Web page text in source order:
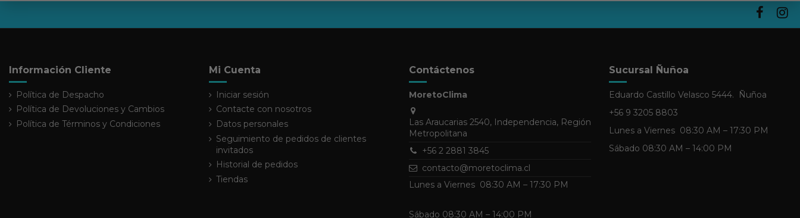
Información Cliente
Política de Despacho
Política de Devoluciones y Cambios
Política de Términos y Condiciones
Mi Cuenta
Iniciar sesión
Contacte con nosotros
Datos personales
Seguimiento de pedidos de clientes
invitados
Historial de pedidos
Tiendas
Contáctenos
MoretoClima
Las Araucarias 2540, Independencia, Región
Metropolitana
+56 2 2881 3845
contacto@moretoclima.cl
Lunes a Viernes 08:30 AM – 17:30 PM
Sábado 08:30 AM – 14:00 PM
Sucursal Ñuñoa
Eduardo Castillo Velasco 5444. Ñuñoa
+56 9 3205 8803
Lunes a Viernes 08:30 AM – 17:30 PM
Sábado 08:30 AM – 14:00 PM